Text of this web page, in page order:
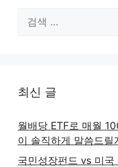
색:
최신 글
월배당 ETF로 매월
이 솔직하게 말씀드릴
국민성장펀드 vs 미